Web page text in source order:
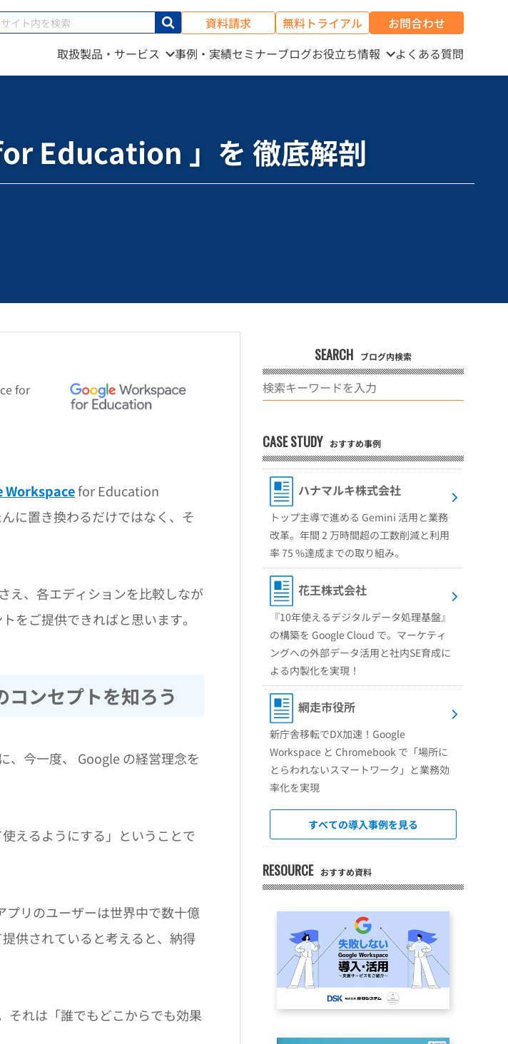
資料請求 無料トライアル
お問合わせ
取扱製品・サービス
事例・実績セミナーブログお役立ち情報 よくある質問
Education 」を 徹底解剖
for
Workspacefor Education
に置き換わるだけではなく、そ
え、各エディションを比較しなが
をご提供できればと思います。
ンセプトを知ろう
、今一度、 Google の経営理念を
えるようにする」ということで
リのユーザーは世界中で数十億
供されていると考えると、納得
それは「誰でもどこからでも効果
SEARCH ブログ内検索
CASE STUDY おすすめ事例
ハナマルキ株式会社
トップ主導で進める Gemini 活用と業務
改革。年間 2 万時間超の工数削減と利用
率 75 %達成までの取り組み。
花王株式会社
『10年使えるデジタルデータ処理基盤』
の構築を Google Cloud で。マーケティ
ングへの外部データ活用と社内SE育成に
よる内製化を実現！
網走市役所
新庁舎移転でDX加速！Google
Workspace と Chromebook で「場所に
とらわれないスマートワーク」と業務効
率化を実現
すべての導入事例を見る
RESOURCE おすすめ資料